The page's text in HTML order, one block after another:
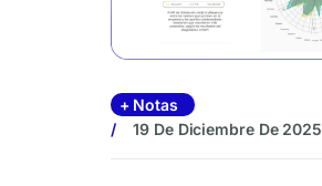
Notas
19 De Diciembre De 2025